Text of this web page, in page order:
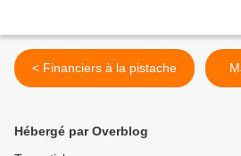
< Financiers à la pistache
Hébergé par Overblog